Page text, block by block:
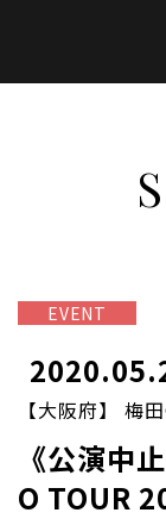
EVENT
【大阪府】 梅
《公演中
O TOUR